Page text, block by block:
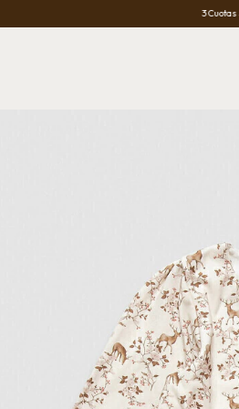
3 Cuotas Sin Interés